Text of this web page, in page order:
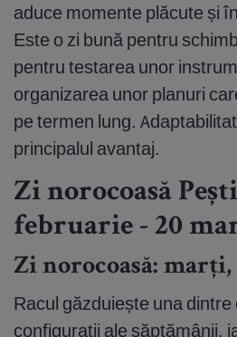
aduce momente plăcute și
Este o zi bună pentru
pentru testarea unor
organizarea unor planuri
pe termen lung.
principalul avantaj.
Zi norocoasă Pești
februarie - 20
Zi norocoasă:
Racul găzduiește una
configurații ale săptămânii,